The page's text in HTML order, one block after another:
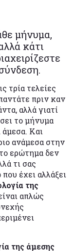
μήνυμα,
κάτι
τρία τελείες
πριν καν
αλλά γιατί
το μήνυμα
άμεσα. Και
ανάμεσα στην
ερώτημα δεν
τι σας
έχει αλλάξει
της
απλώς
της άμεσης